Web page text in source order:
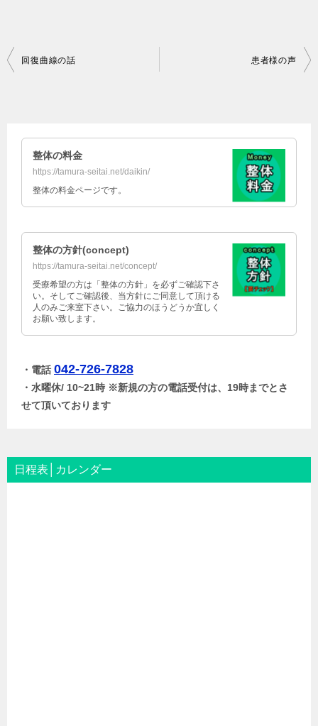
投
稿
回復曲線の話 患者様の声
整体の料金
https://tamura-seitai.net/daikin/
整体の料金ページです。
整体の方針(concept)
https://tamura-seitai.net/concept/
受療希望の方は「整体の方針」を必ずご確認下さ
い。そしてご確認後、当方針にご同意して頂ける
人のみご来室下さい。ご協力のほうどうか宜しく
お願い致します。
・電話 042-726-7828
・水曜休/ 10~21時 ※新規の方の電話受付は、19時までとさ
せて頂いております
日程表│カレンダー